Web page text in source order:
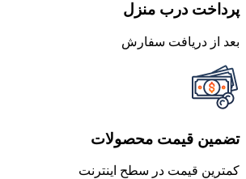
پرداخت درب منزل
بعد از دریافت سفارش
تضمین قیمت محصولات
کمترین قیمت در سطح اینترنت